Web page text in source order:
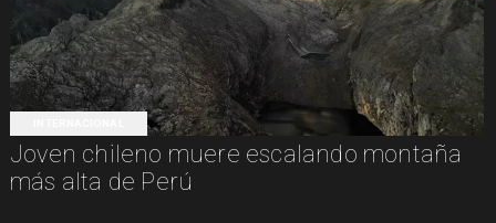
Joven chileno muere escalando montaña
más alta de Perú